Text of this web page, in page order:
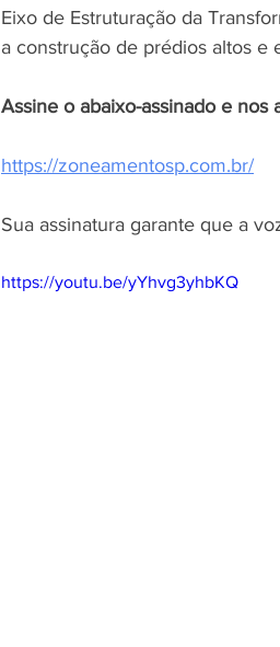
Eixo de Estruturação da
a construção de prédios altos e
Assine o abaixo-assinado e
https://zoneamentosp.com.br/
Sua assinatura garante que a
https://youtu.be/yYhvg3yhbKQ